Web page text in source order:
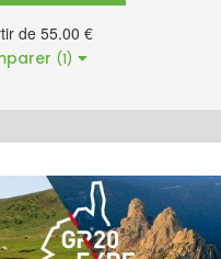
de 55.00 €
(1)